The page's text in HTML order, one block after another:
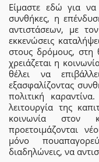
Είμαστε εδώ για
συνθήκες, η
αντιστάσεων, με
εκκενώσεις
στους δρόμους, στη
χρειάζεται η
θέλει να
εξασφαλίζοντας
πολιτική
λειτουργία της
κοινωνία στον
προετοιμάζονται
μόνο
διαδηλώνεις, να